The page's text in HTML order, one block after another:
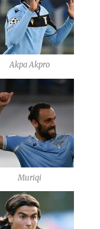
Akpa Akpro
Muriqi